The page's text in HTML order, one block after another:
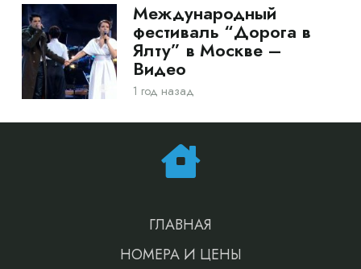
Международный
фестиваль “Дорога в
Ялту” в Москве –
Видео
1 год назад
ГЛАВНАЯ
НОМЕРА И ЦЕНЫ